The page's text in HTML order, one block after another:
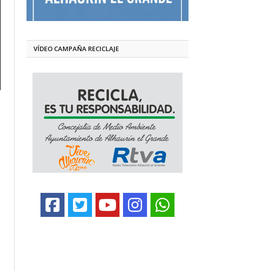
VÍDEO CAMPAÑA RECICLAJE